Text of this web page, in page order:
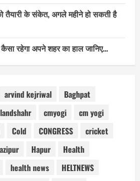
तैयारी के संकेत, अगले महीने हो सकती है
रहेगा अपने शहर का हाल जानिए…
arvind kejriwal
Baghpat
cmyogi
cm yogi
Cold CONGRESS
cricket
Hapur
Health
health news
HELTNEWS